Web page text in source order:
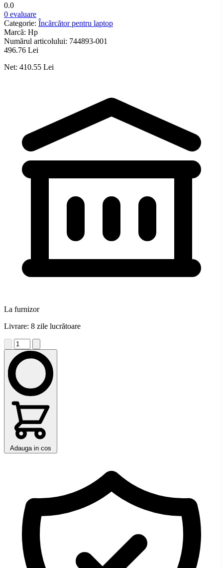
0.0
0 evaluare
Categorie: Încărcător pentru laptop
Marcă: Hp
Numărul articolului: 744893-001
496.76 Lei
Net: 410.55 Lei
La furnizor
Livrare: 8 zile lucrătoare
Adauga in cos